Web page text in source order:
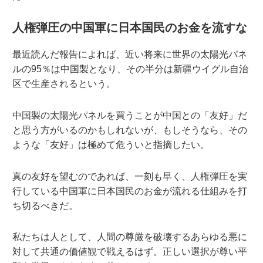
人権弾圧の中国軍に日本国民のお金を流すな
最近読んだ報告によれば、近い将来に世界の太陽光パネ
ルの95％は中国製となり、その半分は新疆ウイグル自治
区で生産されるという。
中国製の太陽光パネルを買うことが中国との「友好」だ
と思う方がいるのかもしれないが、もしそうなら、その
ような「友好」は極めて危ういと指摘したい。
真の友好を望むのであれば、一刻も早く、人権弾圧を実
行している中国軍に日本国民のお金が流れる仕組みを打
ち切るべきだ。
私たちは人として、人間の尊厳を破壊するあらゆる悪に
対して共通の価値観で戦えるはず。正しい選択が尊い平